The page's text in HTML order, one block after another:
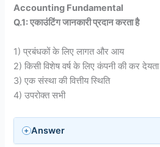
Accounting Fundamental
Q.1: एकाउंटिंग जानकारी प्रदान करता है
1) प्रबंधकों के लिए लागत और आय
2) किसी विशेष वर्ष के लिए कंपनी की कर देयता
3) एक संस्था की वित्तीय स्थिति
4) उपरोक्त सभी
Answer